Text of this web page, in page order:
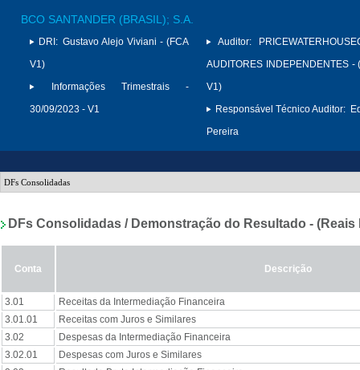
BCO SANTANDER (BRASIL); S.A.
DRI: Gustavo Alejo Viviani - (FCA
V1)
Informações Trimestrais -
30/09/2023 - V1
Auditor:
AUDITORES INDEPENDENTES -
V1)
Responsável Técnico Auditor:
Pereira